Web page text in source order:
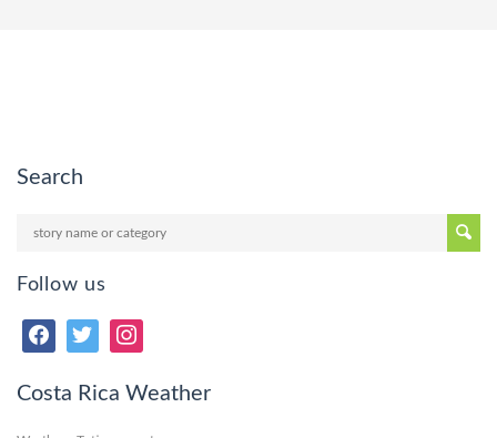
Search
Follow us
Costa Rica Weather